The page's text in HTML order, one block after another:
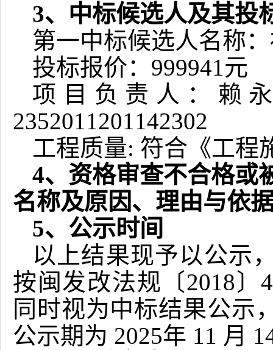
3、中标候选人及其投
第一中标候选人名称
投标报价： 999941元
项目负责人： 赖
2352011201142302
工程质量: 符合《工程
4、资格审查不合格或
名称及原因、理由与依
5、公示时间
以上结果现予以公示
按闽发改法规〔2018〕
同时视为中标结果公示
公示期为 2025年 11 月